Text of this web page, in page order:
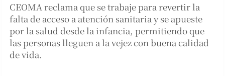
CEOMA reclama que se trabaje para revertir la
falta de acceso a atención sanitaria y se apueste
por la salud desde la infancia, permitiendo que
las personas lleguen a la vejez con buena calidad
de vida.